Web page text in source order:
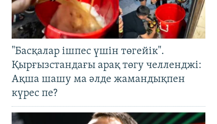
"Басқалар ішпес үшін төгейік".
Қырғызстандағы арақ төгу челленджі:
Ақша шашу ма әлде жамандықпен
күрес пе?